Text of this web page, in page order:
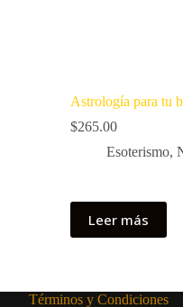
Astrología para tu
$265.00
Esoterismo,
Leer más
Términos y Condiciones